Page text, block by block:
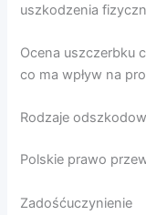
uszkodzenia
Ocena uszczerbku
co ma wpływ na
Rodzaje
Polskie prawo
Zadośćuczynienie